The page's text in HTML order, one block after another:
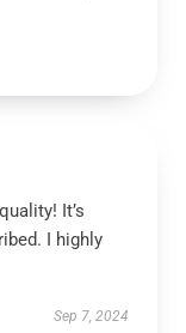
It’s
I highly
Sep 7, 2024